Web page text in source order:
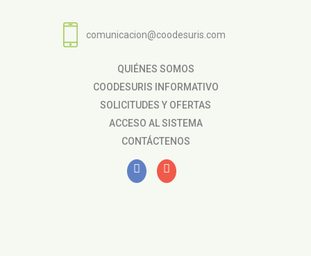
comunicacion@coodesuris.com
QUIÉNES SOMOS
COODESURIS INFORMATIVO
SOLICITUDES Y OFERTAS
ACCESO AL SISTEMA
CONTÁCTENOS